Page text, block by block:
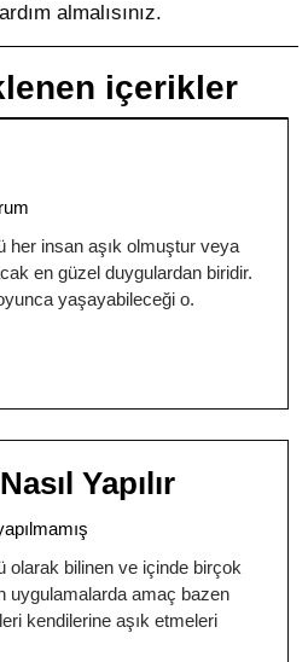
almalısınız.
içerikler
insan aşık olmuştur veya
en güzel duygulardan biridir.
yaşayabileceği o.
Yapılır
olarak bilinen ve içinde birçok
uygulamalarda amaç bazen
kendilerine aşık etmeleri